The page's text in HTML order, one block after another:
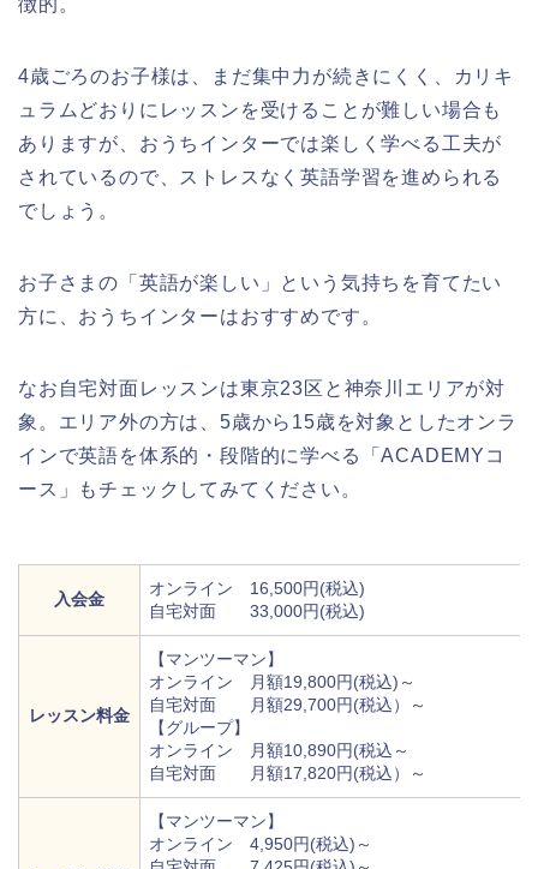
徴的。
4歳ごろのお子様は、まだ集中力が続きにくく、カリキ
ュラムどおりにレッスンを受けることが難しい場合も
ありますが、おうちインターでは楽しく学べる工夫が
されているので、ストレスなく英語学習を進められる
でしょう。
お子さまの「英語が楽しい」という気持ちを育てたい
方に、おうちインターはおすすめです。
なお自宅対面レッスンは東京23区と神奈川エリアが対
象。エリア外の方は、5歳から15歳を対象としたオンラ
インで英語を体系的・段階的に学べる「ACADEMYコ
ース」もチェックしてみてください。
入会金
オンライン 16,500円(税込)
自宅対面 33,000円(税込)
レッスン料金
【マンツーマン】
オンライン 月額19,800円(税込)～
自宅対面 月額29,700円(税込）～
【グループ】
オンライン 月額10,890円(税込～
自宅対面 月額17,820円(税込）～
【マンツーマン】
オンライン 4,950円(税込)～